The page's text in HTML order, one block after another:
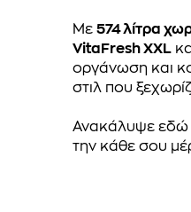
Με574 λίτρα
VitaFresh XXL
οργάνωση και
στιλ που
Ανακάλυψε εδώ
την κάθε σου